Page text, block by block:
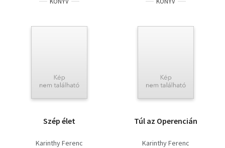
Szép élet
Karinthy Ferenc
Túl az Operencián
Karinthy Ferenc